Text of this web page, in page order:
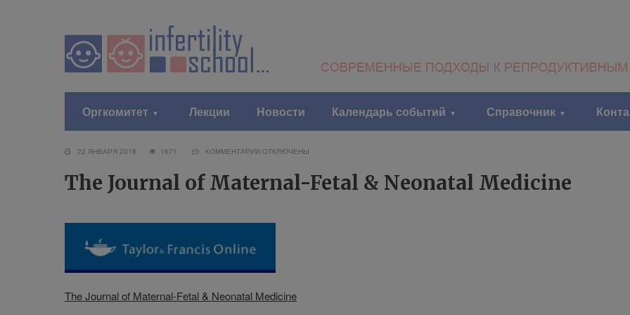
Оргкомитет Лекции Новости Календарь событий Справочник
22 ЯНВАРЯ 2018 1671 КОММЕНТАРИИ ОТКЛЮЧЕНЫ
The Journal of Maternal-Fetal & Neonatal Medicine
The Journal of Maternal-Fetal & Neonatal Medicine